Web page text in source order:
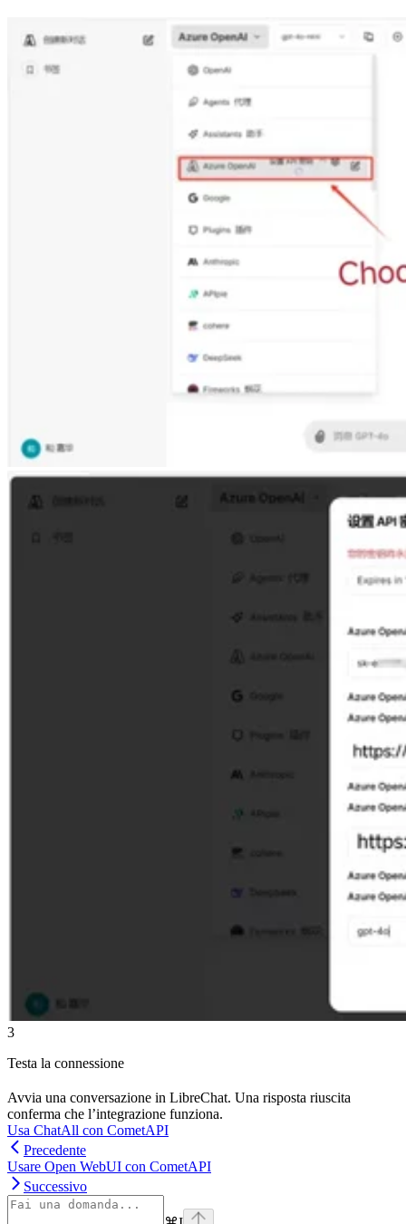
3
Testa la connessione
Avvia una conversazione in LibreChat. Una risposta riuscita
conferma che l’integrazione funziona.
Usa ChatAll con CometAPI
Precedente
Usare Open WebUI con CometAPI
Successivo